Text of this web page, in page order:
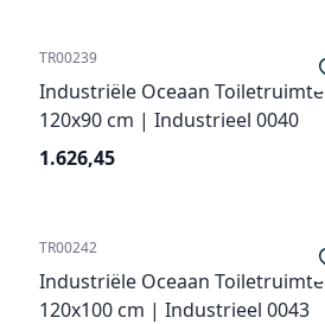
TR00239
Industriële Oceaan Toiletruimte
120x90 cm | Industrieel 0040
1.626,45
TR00242
Industriële Oceaan Toiletruimte
120x100 cm | Industrieel 0043